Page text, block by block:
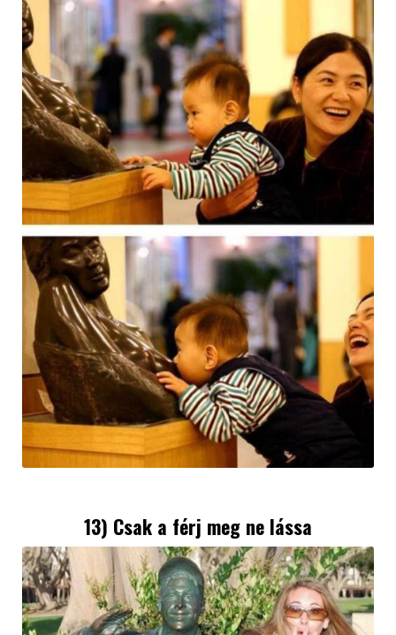
13) Csak a férj meg ne lássa